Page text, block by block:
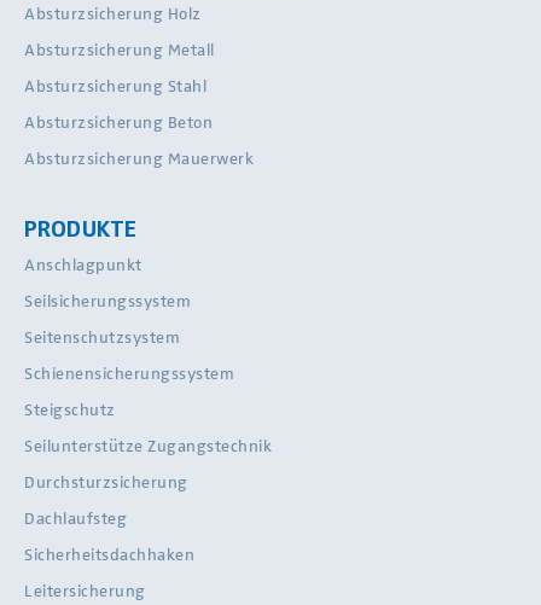
Absturzsicherung Holz
Absturzsicherung Metall
Absturzsicherung Stahl
Absturzsicherung Beton
Absturzsicherung Mauerwerk
PRODUKTE
Anschlagpunkt
Seilsicherungssystem
Seitenschutzsystem
Schienensicherungssystem
Steigschutz
Seilunterstütze Zugangstechnik
Durchsturzsicherung
Dachlaufsteg
Sicherheitsdachhaken
Leitersicherung